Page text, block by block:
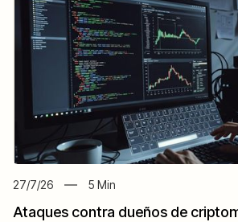
27/7/26 5 Min
Ataques contra dueños de